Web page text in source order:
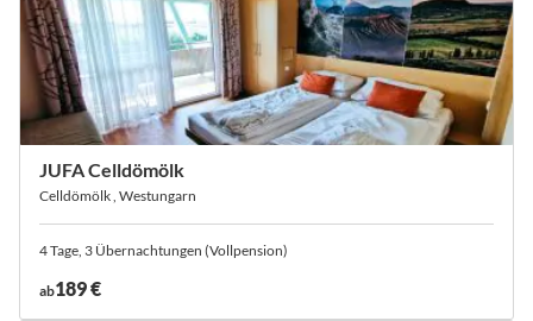
JUFA Celldömölk
Celldömölk , Westungarn
4 Tage, 3 Übernachtungen (Vollpension)
ab189 €